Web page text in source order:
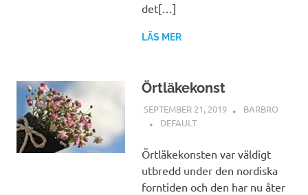
det[…]
LÄS MER
Örtläkekonst
SEPTEMBER 21, 2019
BARBRO
DEFAULT
Örtläkekonsten var väldigt
utbredd under den nordiska
forntiden och den har nu åter